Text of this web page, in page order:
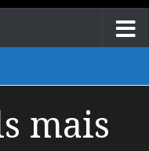
mais